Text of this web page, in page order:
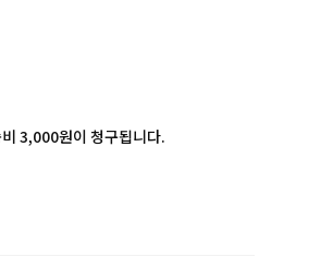
3,000원이 청구됩니다.